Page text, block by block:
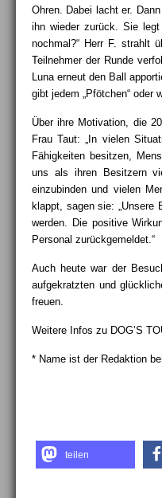
Ohren. Dabei lacht er.
ihn wieder zurück. Sie
nochmal?“ Herr F. strahlt
Teilnehmer der Runde
Luna erneut den Ball
gibt jedem „Pfötchen“
Über ihre Motivation, die
Frau Taut: „In vielen
Fähigkeiten besitzen,
uns als ihren Besitzern
einzubinden und vielen
klappt, sagen sie: „Unsere
werden. Die positive
Personal zurückgemeldet.“
Auch heute war der
aufgekratzten und
freuen.
Weitere Infos zu DOG’S
* Name ist der Redaktion
teilen